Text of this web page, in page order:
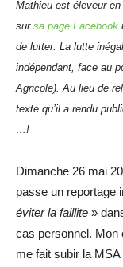
Mathieu est éleveur
sur sa page Facebook
de lutter. La lutte
indépendant, face au
Agricole). Au lieu de
texte qu’il a rendu
…!
Dimanche 26 mai
passe un reportage
éviter la faillite »
cas personnel. Mon
me fait subir la